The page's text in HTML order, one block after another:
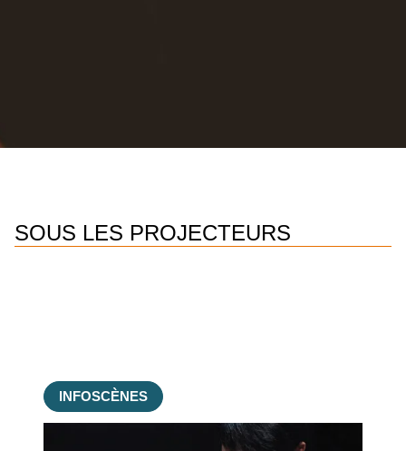
SOUS LES PROJECTEURS
INFOSCÈNES